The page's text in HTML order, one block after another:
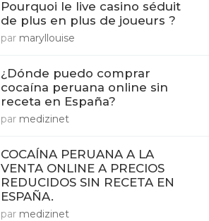
Pourquoi le live casino séduit
de plus en plus de joueurs ?
par maryllouise
¿Dónde puedo comprar
cocaína peruana online sin
receta en España?
par medizinet
COCAÍNA PERUANA A LA
VENTA ONLINE A PRECIOS
REDUCIDOS SIN RECETA EN
ESPAÑA.
par medizinet